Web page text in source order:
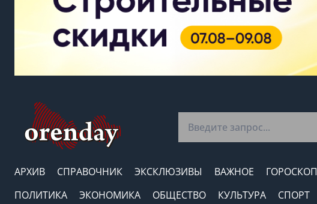
АРХИВ СПРАВОЧНИК ЭКСКЛЮЗИВЫ ВАЖНОЕ ГОРОСКОП
ПОЛИТИКА
ЭКОНОМИКА ОБЩЕСТВО КУЛЬТУРА СПОРТ